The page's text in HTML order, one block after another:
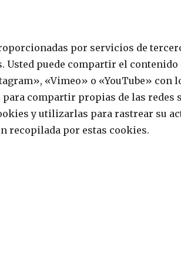
por servicios de
puede compartir el contenido
«Vimeo» o «YouTube» con
compartir propias de las redes
y utilizarlas para rastrear su
recopilada por estas cookies.